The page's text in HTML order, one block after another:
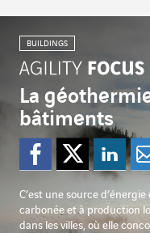
BUILDINGS
La
bâtiments
C’est une source
carbonée et à production
dans les villes, où elle